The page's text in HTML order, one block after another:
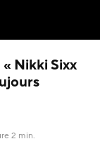
Nikki Sixx
2 min.